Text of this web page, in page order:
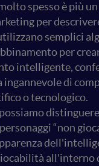
spesso è più
per
semplici
per
intelligente,
ingannevole di
o tecnologico.
“non